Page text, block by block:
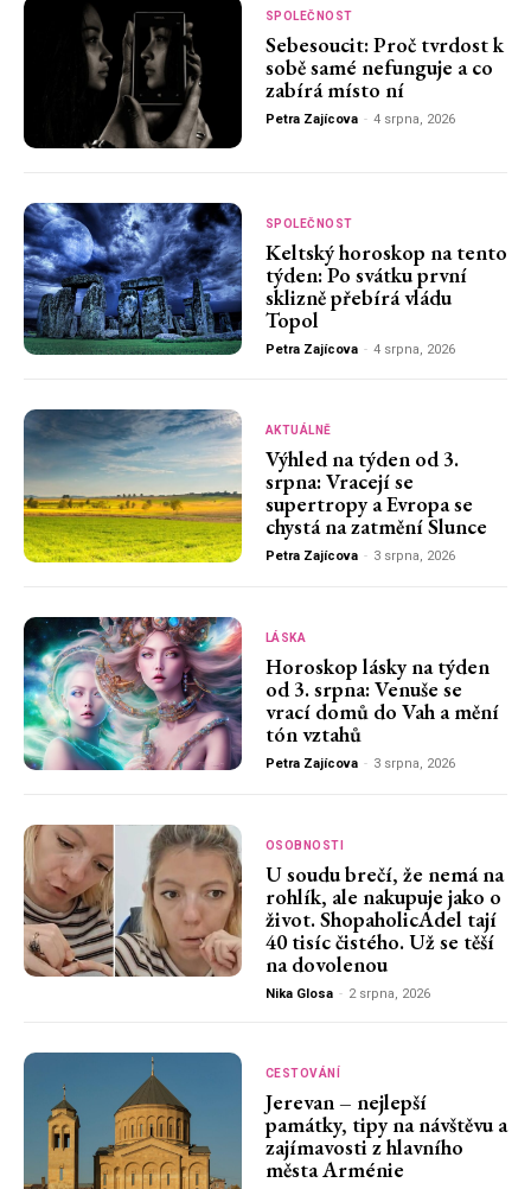
SPOLEČNOST
Sebesoucit: Proč tvrdost k
sobě samé nefunguje a co
zabírá místo ní
Petra Zajícova - 4 srpna, 2026
SPOLEČNOST
Keltský horoskop na tento
týden: Po svátku první
sklizně přebírá vládu
Topol
Petra Zajícova - 4 srpna, 2026
AKTUÁLNĚ
Výhled na týden od 3.
srpna: Vracejí se
supertropy a Evropa se
chystá na zatmění Slunce
Petra Zajícova - 3 srpna, 2026
LÁSKA
Horoskop lásky na týden
od 3. srpna: Venuše se
vrací domů do Vah a mění
tón vztahů
Petra Zajícova - 3 srpna, 2026
OSOBNOSTI
U soudu brečí, že nemá na
rohlík, ale nakupuje jako o
život. ShopaholicAdel tají
40 tisíc čistého. Už se těší
na dovolenou
Nika Glosa - 2 srpna, 2026
CESTOVÁNÍ
Jerevan – nejlepší
památky, tipy na návštěvu a
zajímavosti z hlavního
města Arménie